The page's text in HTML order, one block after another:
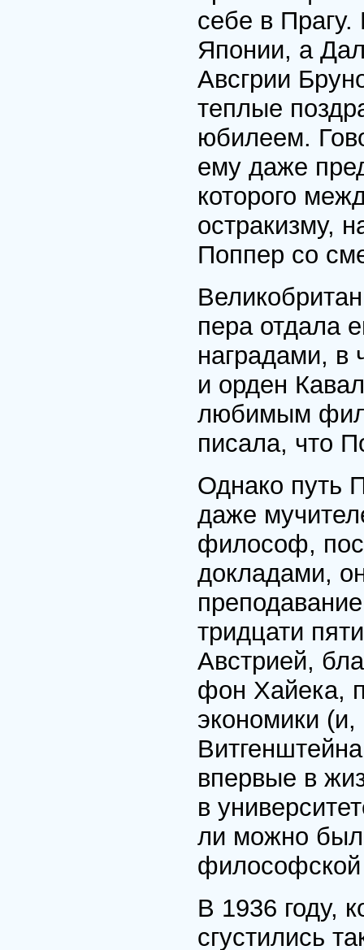
себе в
Японии, а
Авсгрии
теплые
юбилеем.
ему даже
которого
остракизму,
Поппер со
пера отдала
наградами, в
и орден
любимым
писала, что
Однако путь
даже
философ,
докладами,
тридцати
Австрией,
фон Хайека,
экономики
впервые в
в
ли можно
В 1936 году,
сгустились